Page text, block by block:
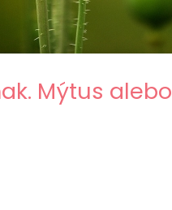
Mýtus alebo